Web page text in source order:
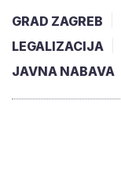
GRAD ZAGREB
LEGALIZACIJA
JAVNA NABAVA